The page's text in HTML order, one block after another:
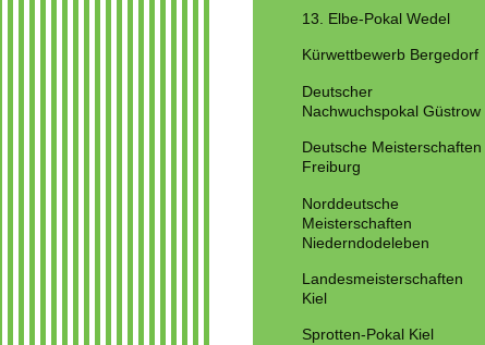
13. Elbe-Pokal Wedel
Kürwettbewerb Bergedorf
Deutscher
Nachwuchspokal Güstrow
Deutsche Meisterschaften
Freiburg
Norddeutsche
Meisterschaften
Niederndodeleben
Landesmeisterschaften
Kiel
Sprotten-Pokal Kiel